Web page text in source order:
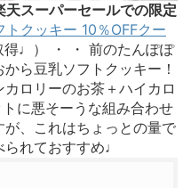
スーパーセールでの限定
クッキー 10％OFFクー
得♩） ・ ・ 前のたんぽぽ
ら豆乳ソフトクッキー！
ロリーのお茶＋ハイカロ
に悪そーうな組み合わせ
、これはちょっとの量で
れておすすめ♩